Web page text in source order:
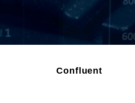
Confluent